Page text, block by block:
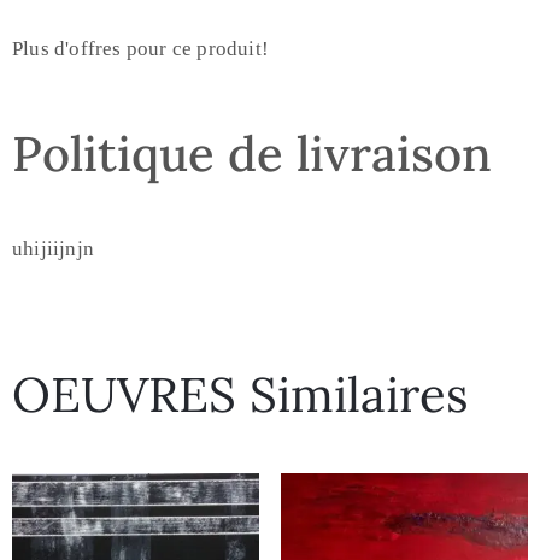
Plus d'offres pour ce produit!
Politique de livraison
uhijiijnjn
OEUVRES Similaires